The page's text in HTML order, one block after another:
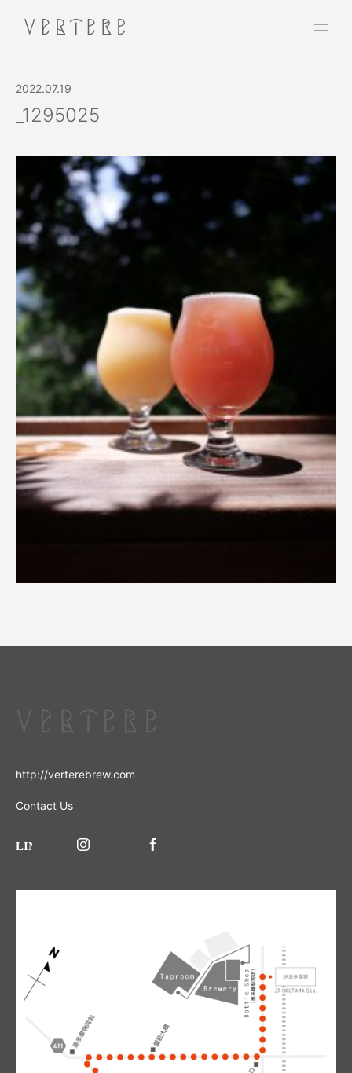
2022.07.19
_1295025
http://verterebrew.com
Contact Us